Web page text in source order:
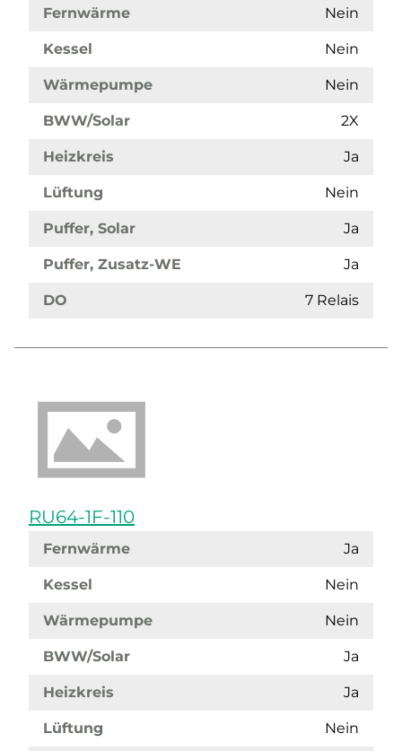
Fernwärme Nein
Kessel Nein
Wärmepumpe Nein
BWW/Solar 2X
Heizkreis Ja
Lüftung Nein
Puffer, Solar Ja
Puffer, Zusatz-WE Ja
DO 7 Relais
RU64-1F-110
Fernwärme Ja
Kessel Nein
Wärmepumpe Nein
BWW/Solar Ja
Heizkreis Ja
Lüftung Nein